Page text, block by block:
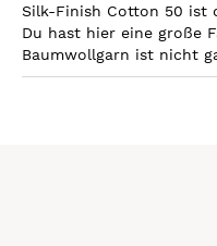
Silk-Finish Cotton 50 ist
Du hast hier eine große
Baumwollgarn ist nicht